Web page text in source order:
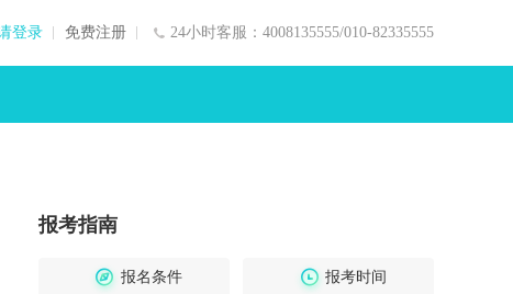
24小时客服：4008135555/010-82335555
登录 免费注册
报考指南
报名条件 报考时间